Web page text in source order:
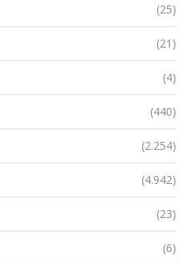
(25)
(21)
(4)
(440)
(2.254)
(4.942)
(23)
(6)